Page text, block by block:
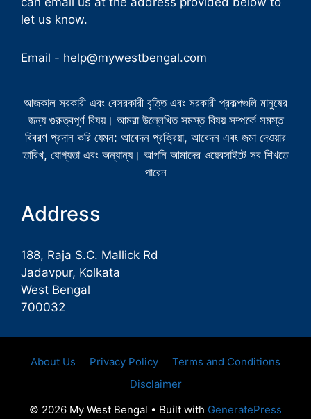
let us know.
Email - help@mywestbengal.com
আজকাল সরকারী এবং বেসরকারী বৃত্তি এবং সরকারী প্রকল্পগুলি মানুষের
জন্য গুরুত্বপূর্ণ বিষয়। আমরা উল্লেখিত সমস্ত বিষয় সম্পর্কে সমস্ত
বিবরণ প্রদান করি যেমন: আবেদন প্রক্রিয়া, আবেদন এবং জমা দেওয়ার
তারিখ, যোগ্যতা এবং অন্যান্য। আপনি আমাদের ওয়েবসাইটে সব শিখতে
পারেন
Address
188, Raja S.C. Mallick Rd
Jadavpur, Kolkata
West Bengal
700032
About Us Privacy Policy
Terms and Conditions
Disclaimer
© 2026 My West Bengal • Built with GeneratePress